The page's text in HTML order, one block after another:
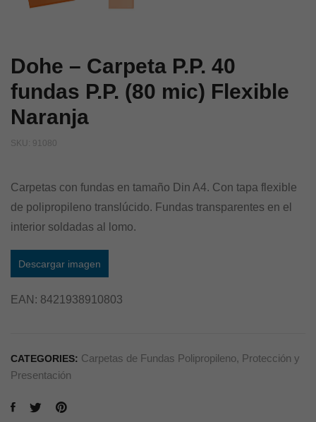
Dohe – Carpeta P.P. 40
fundas P.P. (80 mic) Flexible
Naranja
SKU: 91080
Carpetas con fundas en tamaño Din A4. Con tapa flexible
de polipropileno translúcido. Fundas transparentes en el
interior soldadas al lomo.
Descargar imagen
EAN: 8421938910803
CATEGORIES: Carpetas de Fundas Polipropileno, Protección y
Presentación